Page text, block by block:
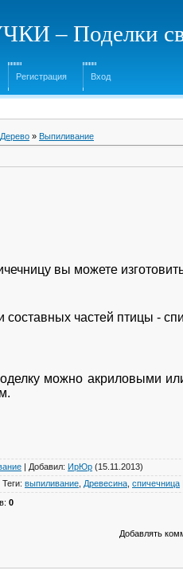
– Поделки
Регистрация Вход
Дерево » Выпиливание
вы можете
составных частей птицы -
можно акриловыми
| Добавил: ИрЮр (15.11.2013)
Теги: выпиливание Древесина спичечница
: 0
Добавлять